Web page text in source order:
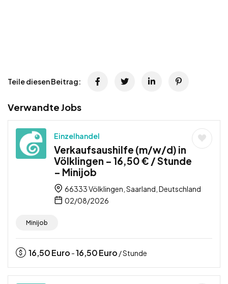
Teile diesen Beitrag:
Verwandte Jobs
Einzelhandel
Verkaufsaushilfe (m/w/d) in
Völklingen – 16,50 € / Stunde
– Minijob
66333 Völklingen, Saarland, Deutschland
02/08/2026
Minijob
16,50Euro -16,50Euro / Stunde